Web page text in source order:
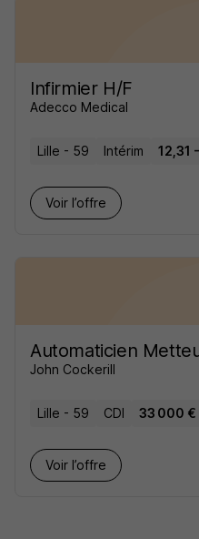
Infirmier H/F
Adecco Medical
Lille - 59 Intérim 12,31
Voir l’offre
Automaticien
John Cockerill
Lille - 59 CDI 33 000 €
Voir l’offre